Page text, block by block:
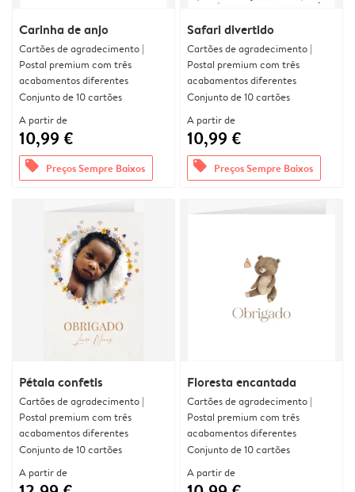
Carinha de anjo
Cartões de agradecimento |
Postal premium com três
acabamentos diferentes
Conjunto de 10 cartões
A partir de
10,99 €
offers Preços Sempre Baixos
Safari divertido
Cartões de agradecimento |
Postal premium com três
acabamentos diferentes
Conjunto de 10 cartões
A partir de
10,99 €
offers Preços Sempre Baixos
Pétala confetis
Cartões de agradecimento |
Postal premium com três
acabamentos diferentes
Conjunto de 10 cartões
A partir de
Floresta encantada
Cartões de agradecimento |
Postal premium com três
acabamentos diferentes
Conjunto de 10 cartões
A partir de